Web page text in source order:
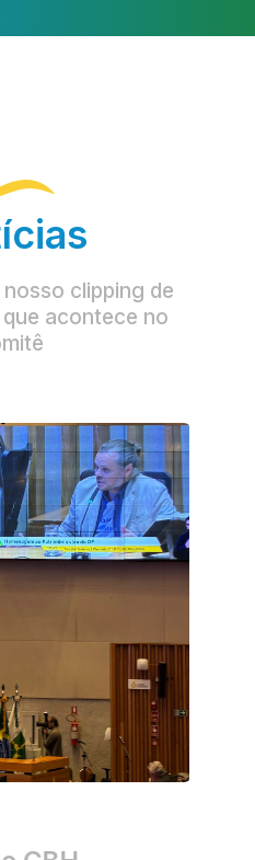
clipping de
acontece no